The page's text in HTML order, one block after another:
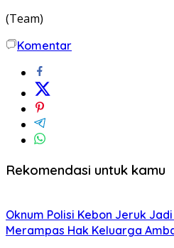
(Team)
Komentar
Rekomendasi untuk kamu
Oknum Polisi Kebon Jeruk
Merampas Hak Keluarga